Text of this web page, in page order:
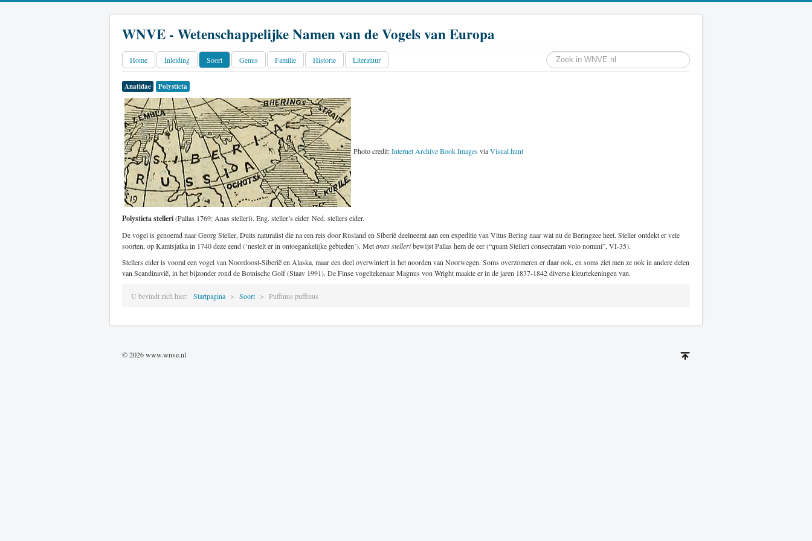
WNVE - Wetenschappelijke Namen van de Vogels van Europa
Home Inleiding Soort Genus Familie Historie Literatuur
Anatidae Polysticta
Photo credit:Internet Archive Book ImagesviaVisual hunt
Polysticta stelleri(Pallas 1769: Anas stelleri). Eng. steller’s eider. Ned. stellers eider.
De vogel is genoemd naar Georg Steller, Duits naturalist die na een reis door Rusland en Siberië deelneemt aan een expeditie van Vitus Bering naar wat nu de Beringzee heet. Steller ontdekt er vele
soorten, op Kamtsjatka in 1740 deze eend (‘nestelt er in ontoegankelijke gebieden’). Metanas stelleribewijst Pallas hem de eer (“quam Stelleri consecratam volo nomini”, VI-35).
Stellers eider is vooral een vogel van Noordoost-Siberië en Alaska, maar een deel overwintert in het noorden van Noorwegen. Soms overzomeren er daar ook, en soms ziet men ze ook in andere delen
van Scandinavië, in het bijzonder rond de Botnische Golf (Staav 1991). De Finse vogeltekenaar Magnus von Wright maakte er in de jaren 1837-1842 diverse kleurtekeningen van.
U bevindt zich hier: Startpagina Soort Puffinus puffinus
© 2026 www.wnve.nl